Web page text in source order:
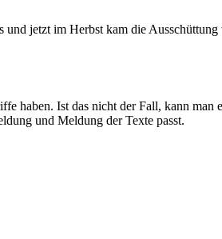
jetzt im Herbst kam die
haben. Ist das nicht der Fall, kann man
und Meldung der Texte passt.